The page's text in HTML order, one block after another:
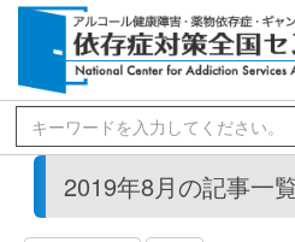
2019年8月の記事一